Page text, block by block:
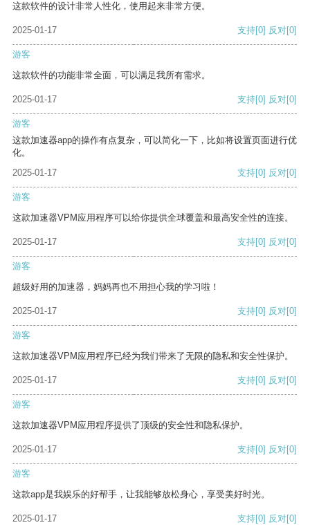
这款软件的设计非常人性化，使用起来非常方便。
2025-01-17 支持[0] 反对[0]
游客
这款软件的功能非常全面，可以满足我所有需求。
2025-01-17 支持[0] 反对[0]
游客
这款加速器app的操作有点复杂，可以简化一下，比如将设置页面进行优
化。
2025-01-17
支持[0] 反对[0]
游客
这款加速器VPM应用程序可以给你提供全球覆盖和最高安全性的连接。
2025-01-17 支持[0] 反对[0]
游客
超级好用的加速器，妈妈再也不用担心我的学习啦！
2025-01-17 支持[0] 反对[0]
游客
这款加速器VPM应用程序已经为我们带来了无限的隐私和安全性保护。
2025-01-17 支持[0] 反对[0]
游客
这款加速器VPM应用程序提供了顶级的安全性和隐私保护。
2025-01-17 支持[0] 反对[0]
游客
这款app是我娱乐的好帮手，让我能够放松身心，享受美好时光。
2025-01-17 支持[0] 反对[0]